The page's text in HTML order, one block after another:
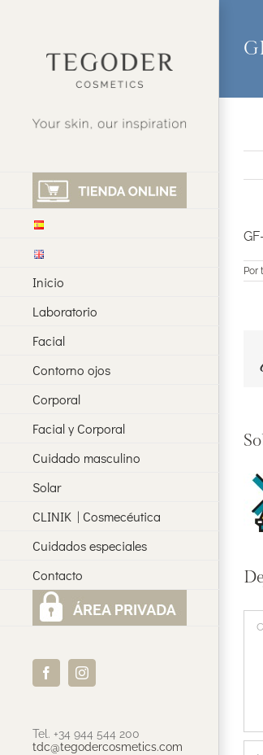
Inicio
Laboratorio
Facial
Contorno ojos
Corporal
Facial y Corporal
Cuidado masculino
Solar
CLINIK | Cosmecéutica
Cuidados especiales
Contacto
FacebookInstagram
Tel. +34 944 544 200
tdc@tegodercosmetics.com
Por